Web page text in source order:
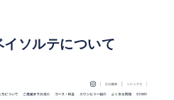
ソルテについて